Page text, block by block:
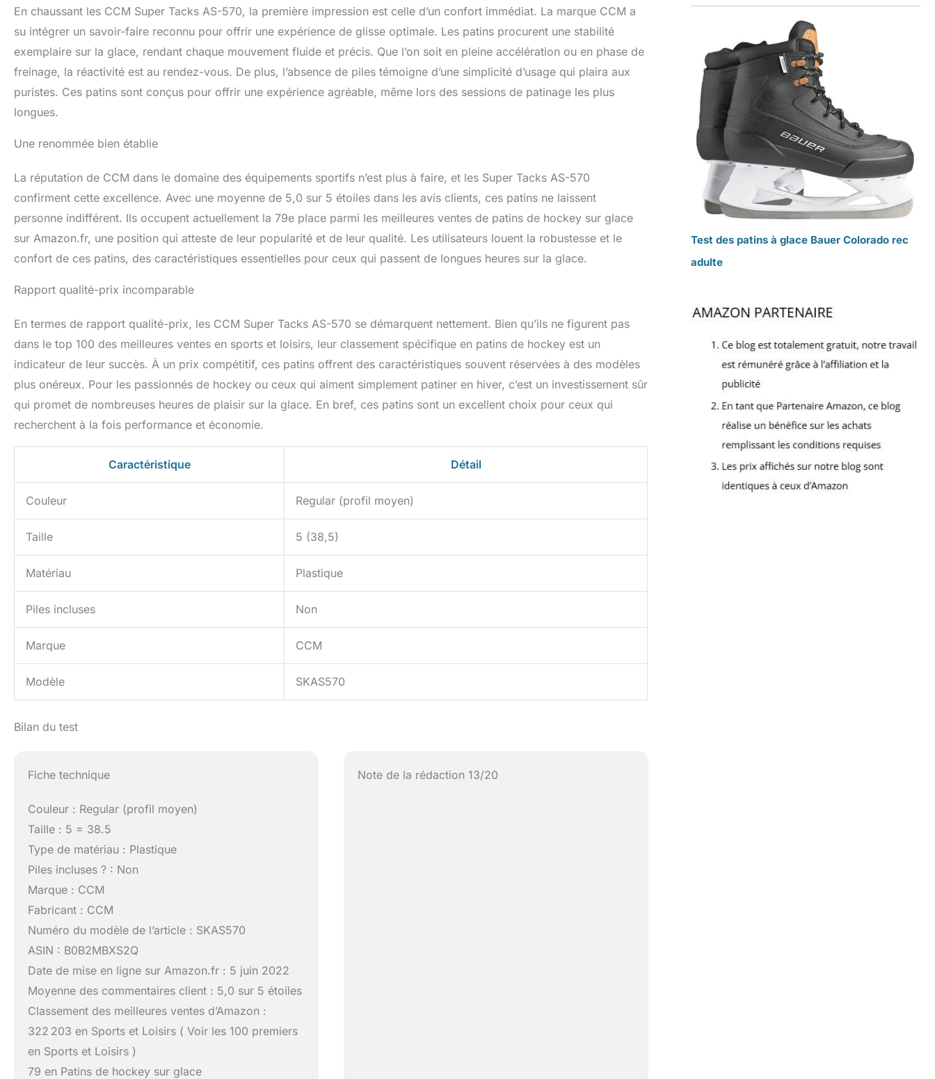
En chaussant les CCM Super Tacks AS-570, la première impression est celle d’un confort immédiat. La marque CCM a
su intégrer un savoir-faire reconnu pour offrir une expérience de glisse optimale. Les patins procurent une stabilité
exemplaire sur la glace, rendant chaque mouvement fluide et précis. Que l’on soit en pleine accélération ou en phase de
freinage, la réactivité est au rendez-vous. De plus, l’absence de piles témoigne d’une simplicité d’usage qui plaira aux
puristes. Ces patins sont conçus pour offrir une expérience agréable, même lors des sessions de patinage les plus
longues.
Une renommée bien établie
La réputation de CCM dans le domaine des équipements sportifs n’est plus à faire, et les Super Tacks AS-570
confirment cette excellence. Avec une moyenne de 5,0 sur 5 étoiles dans les avis clients, ces patins ne laissent
personne indifférent. Ils occupent actuellement la 79e place parmi les meilleures ventes de patins de hockey sur glace
sur Amazon.fr, une position qui atteste de leur popularité et de leur qualité. Les utilisateurs louent la robustesse et le
confort de ces patins, des caractéristiques essentielles pour ceux qui passent de longues heures sur la glace.
Rapport qualité-prix incomparable
En termes de rapport qualité-prix, les CCM Super Tacks AS-570 se démarquent nettement. Bien qu’ils ne figurent pas
dans le top 100 des meilleures ventes en sports et loisirs, leur classement spécifique en patins de hockey est un
indicateur de leur succès. À un prix compétitif, ces patins offrent des caractéristiques souvent réservées à des modèles
plus onéreux. Pour les passionnés de hockey ou ceux qui aiment simplement patiner en hiver, c’est un investissement sûr
qui promet de nombreuses heures de plaisir sur la glace. En bref, ces patins sont un excellent choix pour ceux qui
recherchent à la fois performance et économie.
Caractéristique Détail
Couleur Regular (profil moyen)
Taille 5 (38,5)
Matériau Plastique
Piles incluses Non
Marque CCM
Modèle SKAS570
Bilan du test
Fiche technique
Couleur : Regular (profil moyen)
Taille : 5 = 38.5
Type de matériau : Plastique
Piles incluses ? : Non
Marque : CCM
Fabricant : CCM
Numéro du modèle de l’article : SKAS570
ASIN : B0B2MBXS2Q
Date de mise en ligne sur Amazon.fr : 5 juin 2022
Moyenne des commentaires client : 5,0 sur 5 étoiles
Classement des meilleures ventes d’Amazon :
322 203 en Sports et Loisirs ( Voir les 100 premiers
en Sports et Loisirs )
79 en Patins de hockey sur glace
Note de la rédaction 13/20
Test des patins à glace Bauer Colorado rec
adulte